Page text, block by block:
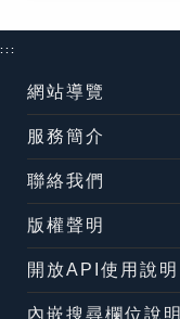
:::
網站導覽
服務簡介
聯絡我們
版權聲明
開放API使用說明
內嵌搜尋欄位說明